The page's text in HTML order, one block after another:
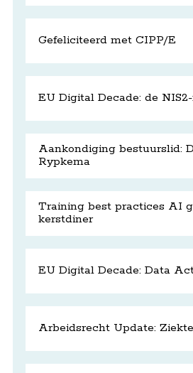
Gefeliciteerd met CIPP/E
EU Digital Decade: de
Aankondiging bestuurslid:
Rypkema
Training best practices AI
kerstdiner
EU Digital Decade: Data
Arbeidsrecht Update: